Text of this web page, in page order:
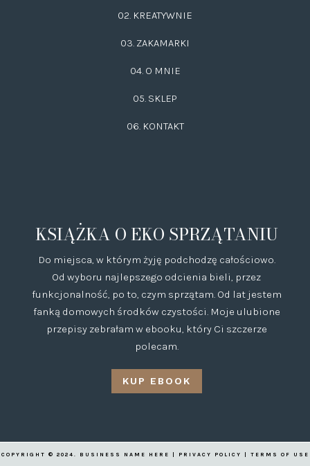
02. KREATYWNIE
03. ZAKAMARKI
04. O MNIE
05. SKLEP
06. KONTAKT
KSIĄŻKA O EKO SPRZĄTANIU
Do miejsca, w którym żyję podchodzę całościowo.
Od wyboru najlepszego odcienia bieli, przez
funkcjonalność, po to, czym sprzątam. Od lat jestem
fanką domowych środków czystości. Moje ulubione
przepisy zebrałam w ebooku, który Ci szczerze
polecam.
KUP EBOOK
COPYRIGHT © 2024. BUSINESS NAME HERE | PRIVACY POLICY | TERMS OF USE